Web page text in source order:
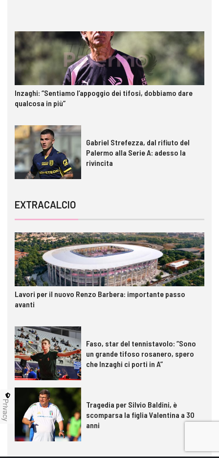
Inzaghi: “Sentiamo l’appoggio dei tifosi, dobbiamo dare
qualcosa in più”
Gabriel Strefezza, dal rifiuto del
Palermo alla Serie A: adesso la
rivincita
EXTRACALCIO
Lavori per il nuovo Renzo Barbera: importante passo
avanti
Faso, star del tennistavolo: “Sono
un grande tifoso rosanero, spero
che Inzaghi ci porti in A”
Tragedia per Silvio Baldini, è
scomparsa la figlia Valentina a 30
anni
Privacy